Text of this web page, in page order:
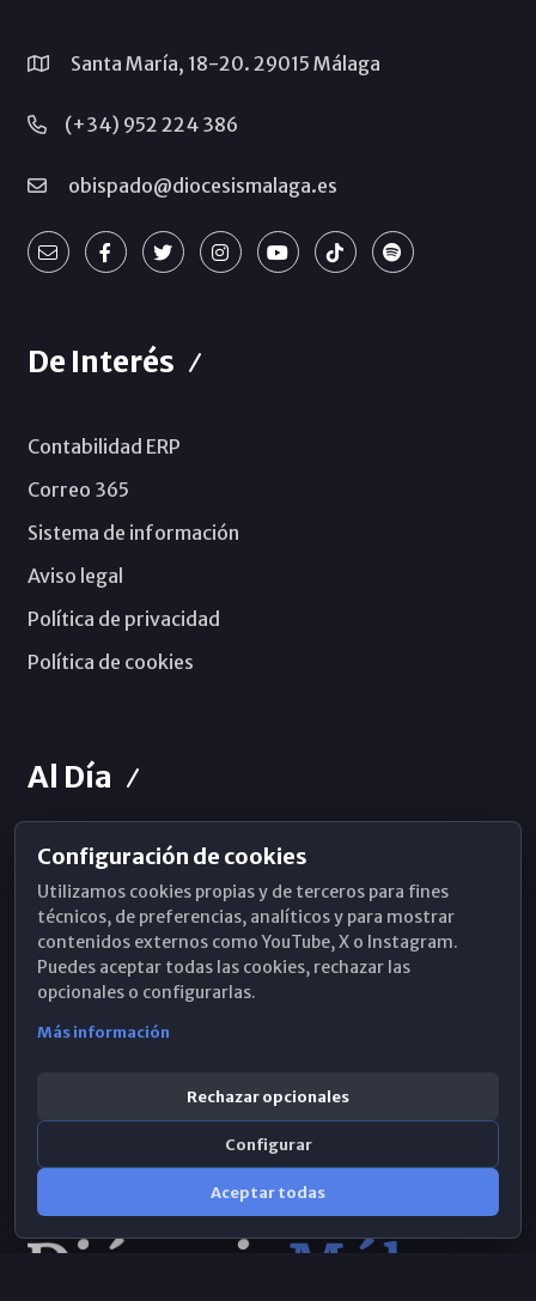
Santa María, 18-20. 29015 Málaga
(+34) 952 224 386
obispado@diocesismalaga.es
De Interés
Contabilidad ERP
Correo 365
Sistema de información
Aviso legal
Política de privacidad
Política de cookies
Al Día
Horarios de Misa
Hemeroteca
WhatsApp
Configuración de cookies
Utilizamos cookies propias y de terceros para fines
técnicos, de preferencias, analíticos y para mostrar
contenidos externos como YouTube, X o Instagram.
Puedes aceptar todas las cookies, rechazar las
opcionales o configurarlas.
Más información
Rechazar opcionales
Configurar
Aceptar todas